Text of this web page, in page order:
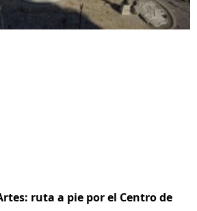
ruta a pie por el Centro de